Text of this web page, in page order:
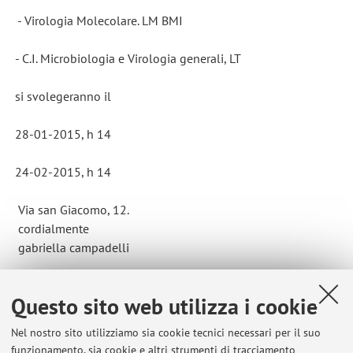
Questo sito web utilizza i cookie
Nel nostro sito utilizziamo sia cookie tecnici necessari per il suo
funzionamento, sia cookie e altri strumenti di tracciamento
- Virologia Molecolare. LM BMI
- C.I. Microbiologia e Virologia generali, LT
si svolegeranno il
28-01-2015, h 14
24-02-2015, h 14
Via san Giacomo, 12.
cordialmente
gabriella campadelli
Pubblicato il: 07 gennaio 2015